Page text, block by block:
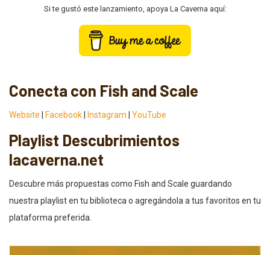
Si te gustó este lanzamiento, apoya La Caverna aquí:
Conecta con Fish and Scale
Website Facebook Instagram YouTube
Playlist Descubrimientos
lacaverna.net
Descubre más propuestas como Fish and Scale guardando
nuestra playlist en tu biblioteca o agregándola a tus favoritos en tu
plataforma preferida.